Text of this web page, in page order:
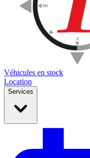
Véhicules en stock
Location
Services